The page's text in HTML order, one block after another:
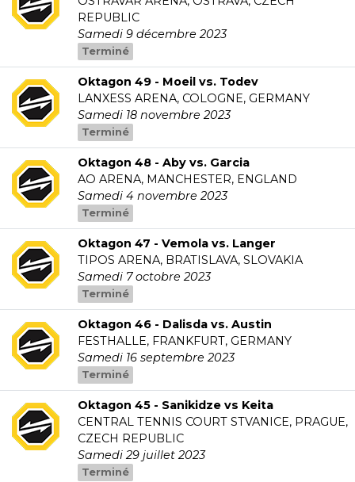
REPUBLIC
Samedi 9 décembre 2023
Terminé
Oktagon 49 - Moeil vs. Todev
LANXESS ARENA, COLOGNE, GERMANY
Samedi 18 novembre 2023
Terminé
Oktagon 48 - Aby vs. Garcia
AO ARENA, MANCHESTER, ENGLAND
Samedi 4 novembre 2023
Terminé
Oktagon 47 - Vemola vs. Langer
TIPOS ARENA, BRATISLAVA, SLOVAKIA
Samedi 7 octobre 2023
Terminé
Oktagon 46 - Dalisda vs. Austin
FESTHALLE, FRANKFURT, GERMANY
Samedi 16 septembre 2023
Terminé
Oktagon 45 - Sanikidze vs Keita
CENTRAL TENNIS COURT STVANICE, PRAGUE,
CZECH REPUBLIC
Samedi 29 juillet 2023
Terminé